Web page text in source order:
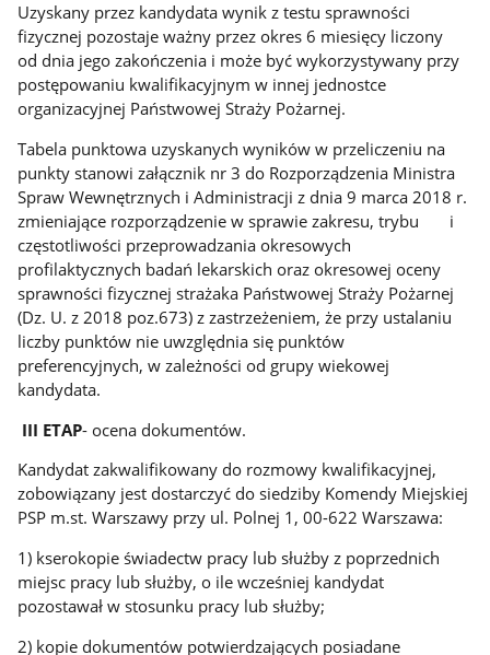
Uzyskany przez kandydata wynik z testu sprawności
fizycznej pozostaje ważny przez okres 6 miesięcy liczony
od dnia jego zakończenia i może być wykorzystywany przy
postępowaniu kwalifikacyjnym w innej jednostce
organizacyjnej Państwowej Straży Pożarnej.
Tabela punktowa uzyskanych wyników w przeliczeniu na
punkty stanowi załącznik nr 3 do Rozporządzenia Ministra
Spraw Wewnętrznych i Administracji z dnia 9 marca 2018 r.
zmieniające rozporządzenie w sprawie zakresu, trybu i
częstotliwości przeprowadzania okresowych
profilaktycznych badań lekarskich oraz okresowej oceny
sprawności fizycznej strażaka Państwowej Straży Pożarnej
(Dz. U. z 2018 poz.673) z zastrzeżeniem, że przy ustalaniu
liczby punktów nie uwzględnia się punktów
preferencyjnych, w zależności od grupy wiekowej
kandydata.
III ETAP- ocena dokumentów.
Kandydat zakwalifikowany do rozmowy kwalifikacyjnej,
zobowiązany jest dostarczyć do siedziby Komendy Miejskiej
PSP m.st. Warszawy przy ul. Polnej 1, 00-622 Warszawa:
1) kserokopie świadectw pracy lub służby z poprzednich
miejsc pracy lub służby, o ile wcześniej kandydat
pozostawał w stosunku pracy lub służby;
2) kopie dokumentów potwierdzających posiadane